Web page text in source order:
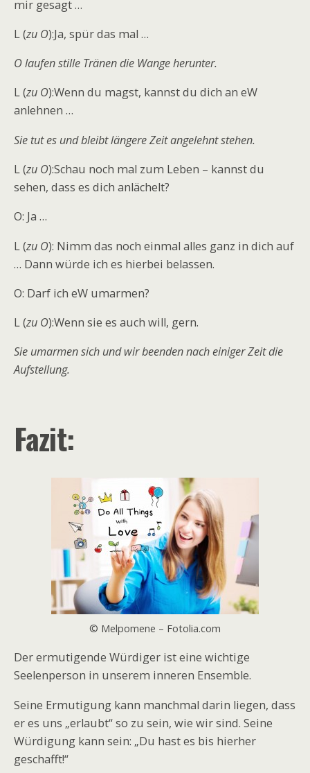
mir gesagt …
L (zu O):Ja, spür das mal …
O laufen stille Tränen die Wange herunter.
L (zu O):Wenn du magst, kannst du dich an eW
anlehnen …
Sie tut es und bleibt längere Zeit angelehnt stehen.
L (zu O):Schau noch mal zum Leben – kannst du
sehen, dass es dich anlächelt?
O: Ja …
L (zu O): Nimm das noch einmal alles ganz in dich auf
… Dann würde ich es hierbei belassen.
O: Darf ich eW umarmen?
L (zu O):Wenn sie es auch will, gern.
Sie umarmen sich und wir beenden nach einiger Zeit die
Aufstellung.
Fazit:
© Melpomene – Fotolia.com
Der ermutigende Würdiger ist eine wichtige
Seelenperson in unserem inneren Ensemble.
Seine Ermutigung kann manchmal darin liegen, dass
er es uns „erlaubt“ so zu sein, wie wir sind. Seine
Würdigung kann sein: „Du hast es bis hierher
geschafft!“